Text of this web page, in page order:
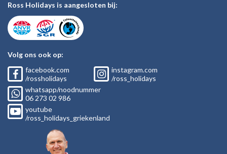
Ross Holidays is aangesloten bij:
Volg ons ook op:
facebook.com
/rossholidays
instagram.com
/ross_holidays
whatsapp/noodnummer
06 273 02 986
youtube
/ross_holidays_griekenland